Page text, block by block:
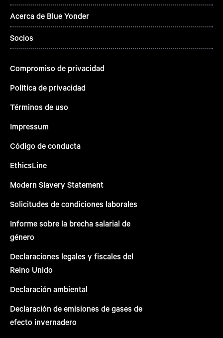
Acerca de Blue Yonder
Socios
Compromiso de privacidad
Política de privacidad
Términos de uso
Impressum
Código de conducta
EthicsLine
Modern Slavery Statement
Solicitudes de condiciones laborales
Informe sobre la brecha salarial de
género
Declaraciones legales y fiscales del
Reino Unido
Declaración ambiental
Declaración de emisiones de gases de
efecto invernadero